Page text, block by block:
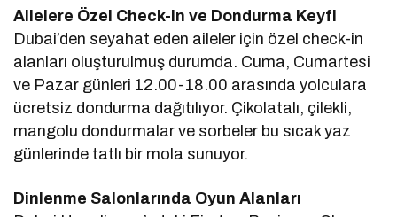
Ailelere Özel Check-in ve Dondurma Keyfi
Dubai’den seyahat eden aileler için özel check-in
alanları oluşturulmuş durumda. Cuma, Cumartesi
ve Pazar günleri 12.00-18.00 arasında yolculara
ücretsiz dondurma dağıtılıyor. Çikolatalı, çilekli,
mangolu dondurmalar ve sorbeler bu sıcak yaz
günlerinde tatlı bir mola sunuyor.
Dinlenme Salonlarında Oyun Alanları